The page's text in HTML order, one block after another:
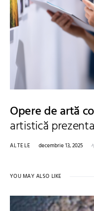
Opere de artă
artistică
ALTELE decembrie 13, 2025
YOU MAY ALSO LIKE